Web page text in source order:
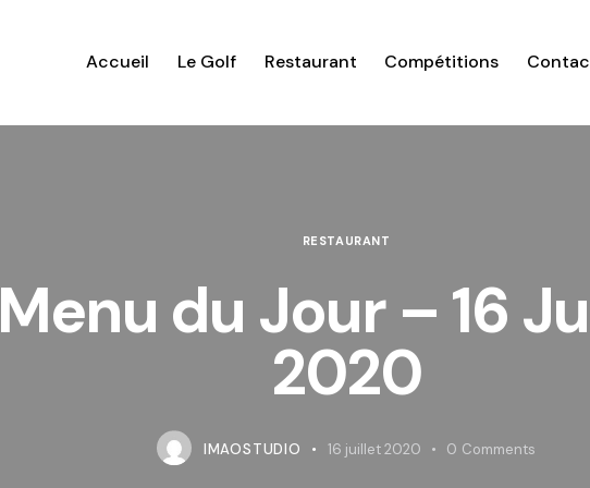
Accueil Le Golf Restaurant Compétitions
RESTAURANT
Menu du Jour – 16
2020
IMAOSTUDIO 16 juillet 2020 0 Comments